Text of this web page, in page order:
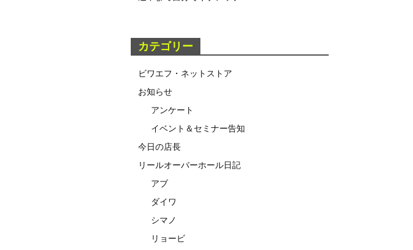
カテゴリー
ビワエフ・ネットストア
お知らせ
アンケート
イベント＆セミナー告知
今日の店長
リールオーバーホール日記
アブ
ダイワ
シマノ
リョービ